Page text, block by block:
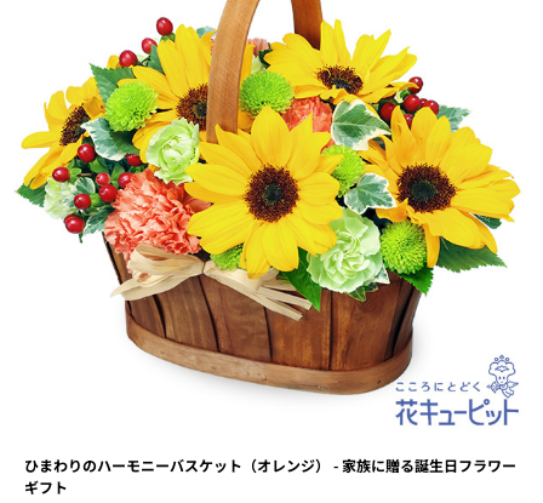
ひまわりのハーモニーバスケット（オレンジ） - 家族に贈る誕生日フラワー
ギフト